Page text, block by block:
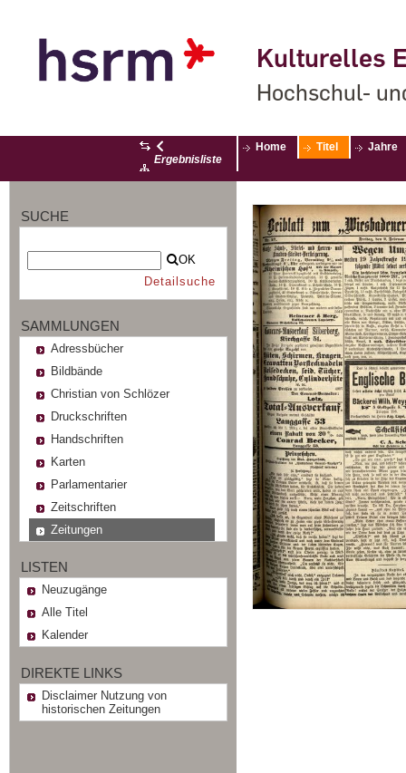
Kulturelles
Hochschul-
Ergebnisliste
Home Titel Jahre
SUCHE
OK
Detailsuche
SAMMLUNGEN
Adressbücher
Bildbände
Christian von Schlözer
Druckschriften
Handschriften
Karten
Parlamentarier
Zeitschriften
Zeitungen
LISTEN
Neuzugänge
Alle Titel
Kalender
DIREKTE LINKS
Disclaimer Nutzung von
historischen Zeitungen